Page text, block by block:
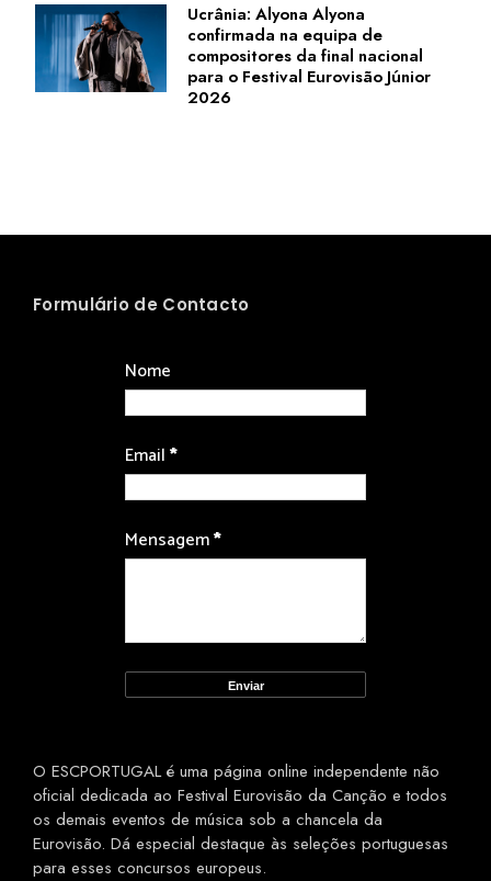
Ucrânia: Alyona Alyona
confirmada na equipa de
compositores da final nacional
para o Festival Eurovisão Júnior
2026
Formulário de Contacto
Nome
Email*
Mensagem*
O ESCPORTUGAL é uma página online independente não
oficial dedicada ao Festival Eurovisão da Canção e todos
os demais eventos de música sob a chancela da
Eurovisão. Dá especial destaque às seleções portuguesas
para esses concursos europeus.